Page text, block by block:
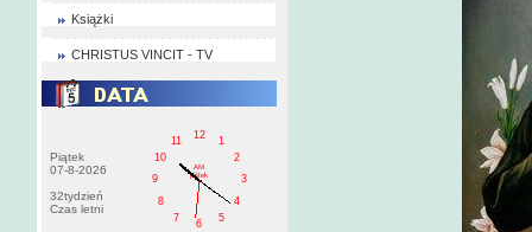
Książki
CHRISTUS VINCIT - TV
Piątek
07-8-2026
32tydzień
Czas letni
1
2
3
4
5
6
7
8
9
10
11
12
AM
pištek